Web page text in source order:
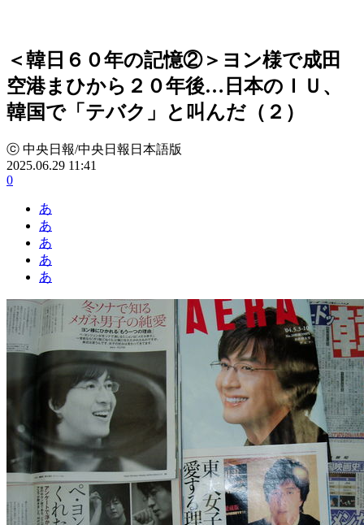
＜韓日６０年の記憶②＞ヨン様で成田
空港まひから２０年後…日本のＩＵ、
韓国で「テバク」と叫んだ（２）
ⓒ 中央日報/中央日報日本語版
2025.06.29 11:41
0
あ
あ
あ
あ
あ